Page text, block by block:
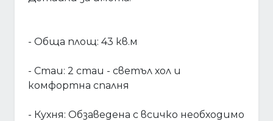
- Обща площ: 43 кв.м
- Стаи: 2 стаи - светъл хол и
комфортна спалня
- Кухня: Обзаведена с всичко необходимо